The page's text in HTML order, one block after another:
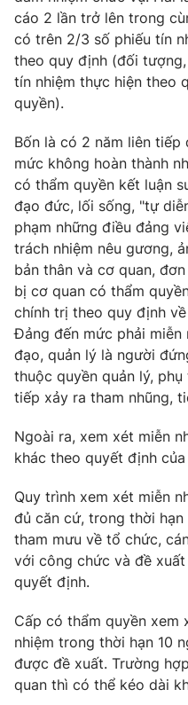
cáo 2 lần trở lên trong
có trên 2/3 số phiếu tín
theo quy định (đối
tín nhiệm thực hiện theo
quyền).
Bốn là có 2 năm liên
mức không hoàn thành
có thẩm quyền kết luận
đạo đức, lối sống, "tự
phạm những điều đảng
trách nhiệm nêu gương,
bản thân và cơ quan,
bị cơ quan có thẩm
chính trị theo quy định
Đảng đến mức phải miễn
đạo, quản lý là người
thuộc quyền quản lý,
tiếp xảy ra tham nhũng,
Ngoài ra, xem xét miễn
khác theo quyết định
Quy trình xem xét miễn
đủ căn cứ, trong thời
tham mưu về tổ chức,
với công chức và đề
quyết định.
Cấp có thẩm quyền xem
nhiệm trong thời hạn 10
được đề xuất. Trường
quan thì có thể kéo dài